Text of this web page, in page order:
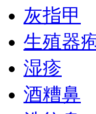
灰指甲
生殖器
湿疹
酒糟鼻